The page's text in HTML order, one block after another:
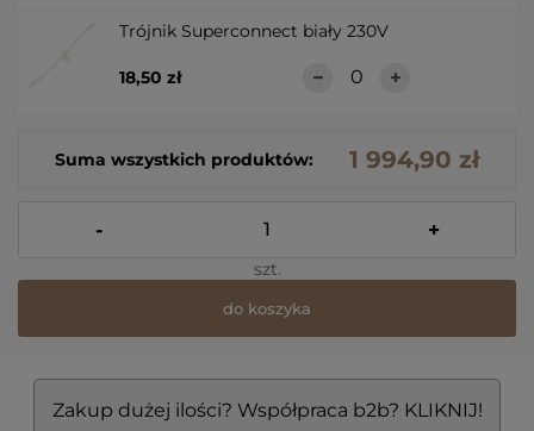
Suma wszystkich produktów: 1 994,90 zł
Trójnik Superconnect biały 230V
18,50 zł
- +
szt.
do koszyka
Zakup dużej ilości? Współpraca b2b? KLIKNIJ!